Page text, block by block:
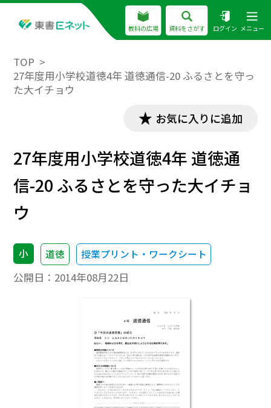
教科の広場 資料をさがす ログイン メニュー
TOP
27年度用小学校道徳4年 道徳通信-20 ふるさとを守っ
た大イチョウ
お気に入りに追加
27年度用小学校道徳4年 道徳通
信-20 ふるさとを守った大イチョ
ウ
小 道徳 授業プリント・ワークシート
公開日： 2014年08月22日